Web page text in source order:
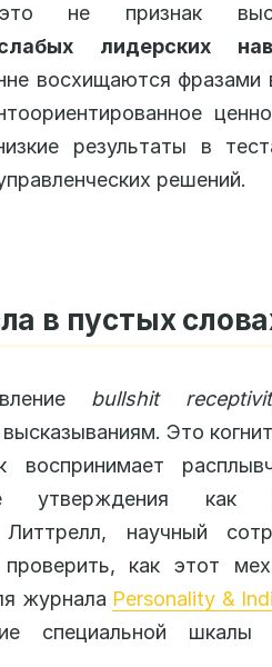
не признак
лидерских
восхищаются фразами
результаты в
решений.
в пустых
bullshit
Это
воспринимает
утверждения как
научный
как этот
журнала Personality &
специальной шкалы